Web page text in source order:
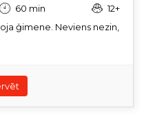
60 min
12+
ģimene. Neviens nezin,